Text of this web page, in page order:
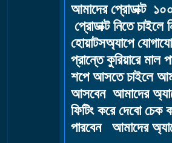
আমাদের প্রোডাক্ট
প্রোডাক্ট নিতে চাইলে
হোয়াটসঅ্যাপে
প্রান্তে কুরিয়ারে মাল
শপে আসতে চাইলে
আসবেন আমাদের
ফিটিং করে দেবো চেক
পারবেন আমাদের